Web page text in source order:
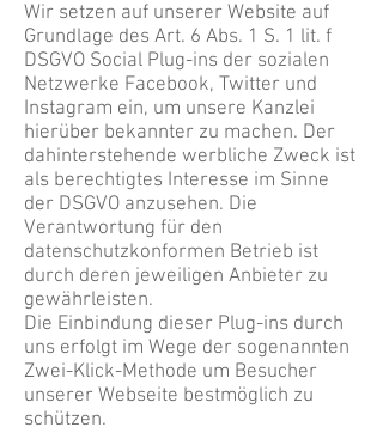
Wir setzen auf unserer Website auf
Grundlage des Art. 6 Abs. 1 S. 1 lit. f
DSGVO Social Plug-ins der sozialen
Netzwerke Facebook, Twitter und
Instagram ein, um unsere Kanzlei
hierüber bekannter zu machen. Der
dahinterstehende werbliche Zweck ist
als berechtigtes Interesse im Sinne
der DSGVO anzusehen. Die
Verantwortung für den
datenschutzkonformen Betrieb ist
durch deren jeweiligen Anbieter zu
gewährleisten.
Die Einbindung dieser Plug-ins durch
uns erfolgt im Wege der sogenannten
Zwei-Klick-Methode um Besucher
unserer Webseite bestmöglich zu
schützen.